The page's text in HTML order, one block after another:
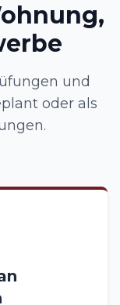
und
oder als